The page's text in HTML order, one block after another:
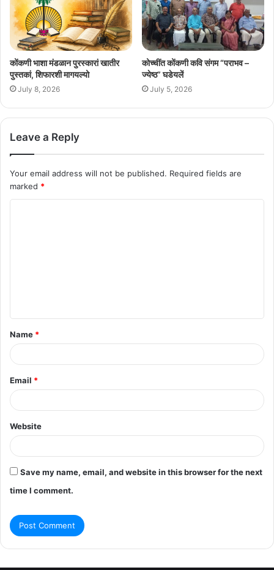
कोंकणी भाशा मंडळान पुरस्कारां खातीर
पुस्तकां, शिफारशी मागयल्यो
July 8, 2026
कोच्चींत कोंकणी कवि संगम “पराभव –
ज्येष्ठ” घडेयलें
July 5, 2026
Leave a Reply
Your email address will not be published. Required fields are
marked *
t
*
Name *
Email *
Website
Save my name, email, and website in this browser for the next
time I comment.